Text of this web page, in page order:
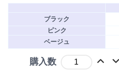
ブラック
ピンク
ベージュ
購入数